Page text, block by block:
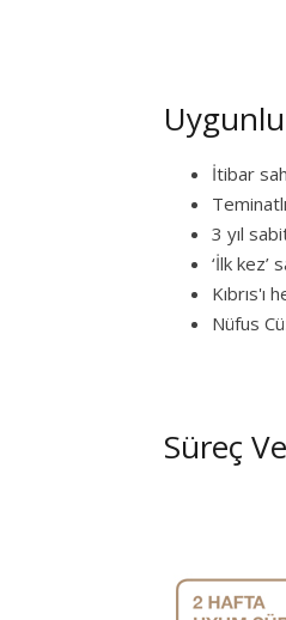
İtibar
3 yıl
‘İlk kez’
Kıbrıs'ı
Nüfus
Süreç